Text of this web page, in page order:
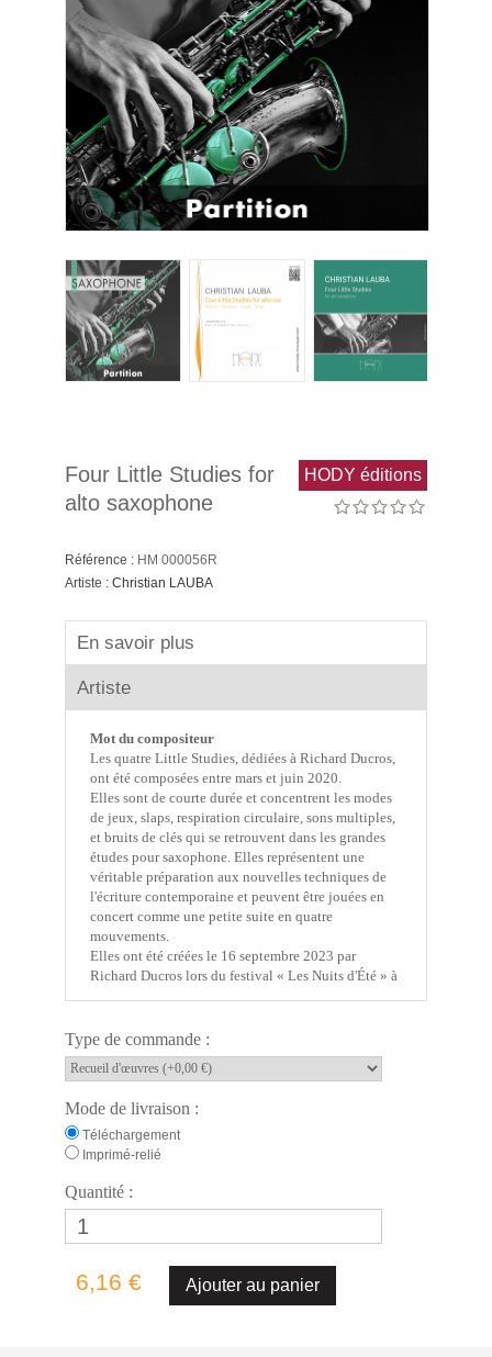
Four Little Studies for
alto saxophone
HODY éditions
Référence : HM 000056R
Artiste : Christian LAUBA
En savoir plus
Artiste
Mot du compositeur
Les quatre Little Studies, dédiées à Richard Ducros,
ont été composées entre mars et juin 2020.
Elles sont de courte durée et concentrent les modes
de jeux, slaps, respiration circulaire, sons multiples,
et bruits de clés qui se retrouvent dans les grandes
études pour saxophone. Elles représentent une
véritable préparation aux nouvelles techniques de
l'écriture contemporaine et peuvent être jouées en
concert comme une petite suite en quatre
mouvements.
Elles ont été créées le 16 septembre 2023 par
Richard Ducros lors du festival « Les Nuits d'Été » à
Christian
LAUBA
Infos générales
- S/Titre :Little Balafon
Jungle,Little Tango
- Dédicace : Richard Ducros
Artiste
Édition
Type de commande :
Mode de livraison :
Téléchargement
Imprimé-relié
Quantité :
6,16 €